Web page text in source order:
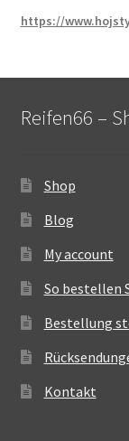
https://
Reifen66 –
Shop
Blog
My account
So bestellen
Bestellung
Kontakt